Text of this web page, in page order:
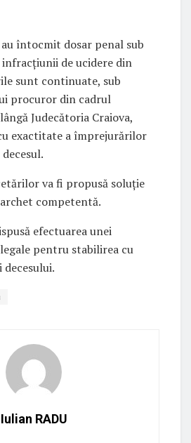
întocmit dosar penal sub
de ucidere din
sunt continuate, sub
procuror din cadrul
Judecătoria Craiova,
exactitate a împrejurărilor
va fi propusă soluţie
competentă.
efectuarea unei
pentru stabilirea cu
decesului.
Iulian RADU